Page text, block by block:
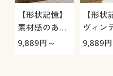
【形状記憶】
素材感のある
無地遮光カー
9,889円～
【形状
ヴィン
ライン
9,889